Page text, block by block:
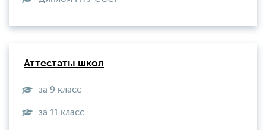
Аттестаты школ
за 9 класс
за 11 класс